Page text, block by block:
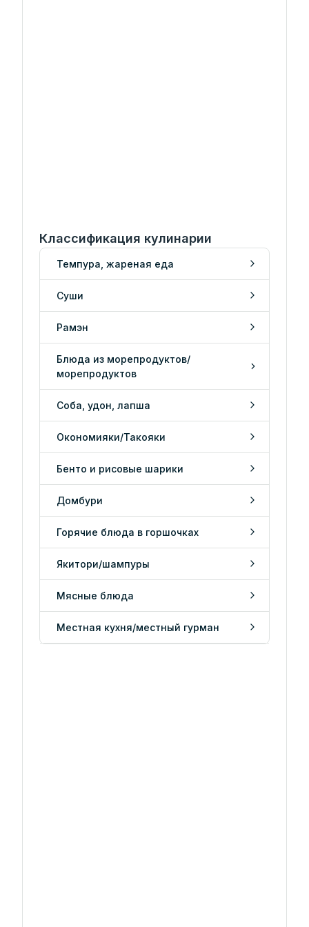
Классификация кулинарии
Темпура, жареная еда
Суши
Рамэн
Блюда из морепродуктов/
морепродуктов
Соба, удон, лапша
Окономияки/Такояки
Бенто и рисовые шарики
Домбури
Горячие блюда в горшочках
Якитори/шампуры
Мясные блюда
Местная кухня/местный гурман